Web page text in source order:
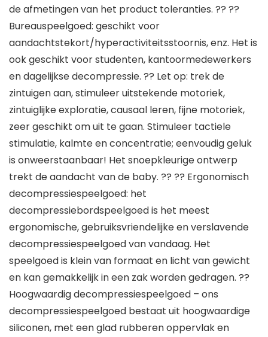
de afmetingen van het product toleranties. ?? ??
Bureauspeelgoed: geschikt voor
aandachtstekort/hyperactiviteitsstoornis, enz. Het is
ook geschikt voor studenten, kantoormedewerkers
en dagelijkse decompressie. ?? Let op: trek de
zintuigen aan, stimuleer uitstekende motoriek,
zintuiglijke exploratie, causaal leren, fijne motoriek,
zeer geschikt om uit te gaan. Stimuleer tactiele
stimulatie, kalmte en concentratie; eenvoudig geluk
is onweerstaanbaar! Het snoepkleurige ontwerp
trekt de aandacht van de baby. ?? ?? Ergonomisch
decompressiespeelgoed: het
decompressiebordspeelgoed is het meest
ergonomische, gebruiksvriendelijke en verslavende
decompressiespeelgoed van vandaag. Het
speelgoed is klein van formaat en licht van gewicht
en kan gemakkelijk in een zak worden gedragen. ??
Hoogwaardig decompressiespeelgoed – ons
decompressiespeelgoed bestaat uit hoogwaardige
siliconen, met een glad rubberen oppervlak en